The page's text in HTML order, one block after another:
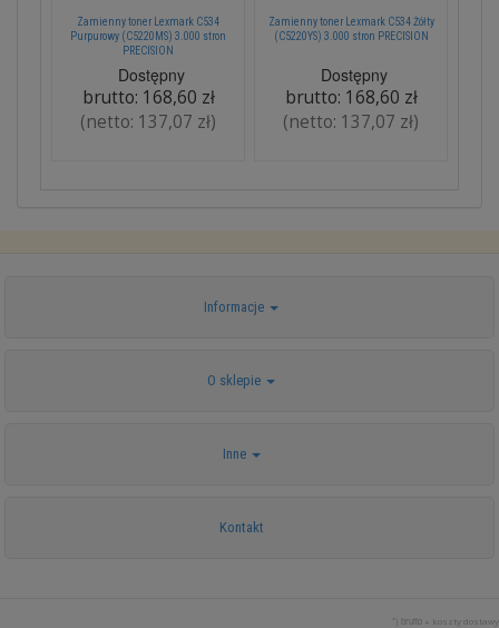
Zamienny toner Lexmark C534
Purpurowy (C5220MS) 3.000 stron
PRECISION
Dostępny
brutto: 168,60 zł
(netto: 137,07 zł)
Zamienny toner Lexmark C534 Żółty
(C5220YS) 3.000 stron PRECISION
Dostępny
brutto: 168,60 zł
(netto: 137,07 zł)
Informacje
O sklepie
Inne
Kontakt
*) brutto + koszty dostawy